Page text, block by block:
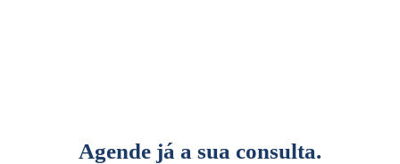
Agende já a sua consulta.